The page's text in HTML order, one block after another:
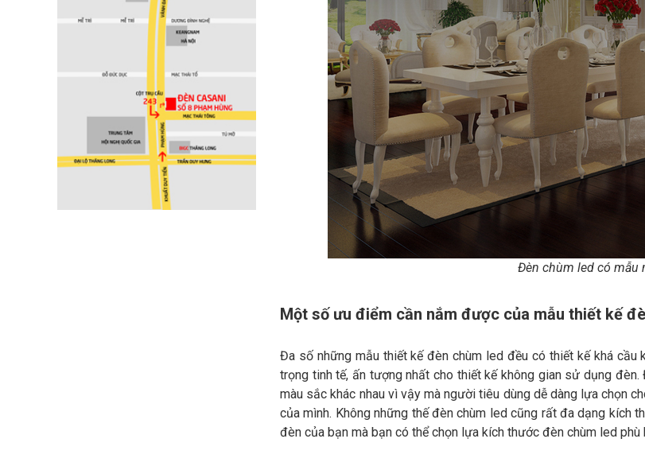
Đèn chùm led có mẫu
Một số ưu điểm cần nắm được của mẫu thiết kế
Đa số những mẫu thiết kế đèn chùm led đều có thiết kế khá
trọng tinh tế, ấn tượng nhất cho thiết kế không gian sử dụng
màu sắc khác nhau vì vậy mà người tiêu dùng dễ dàng lựa chọn
của mình. Không những thế đèn chùm led cũng rất đa dạng
đèn của bạn mà bạn có thể chọn lựa kích thước đèn chùm led phù